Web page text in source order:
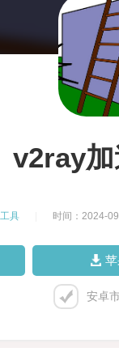
v2ray
工具 时间：2024-
安卓